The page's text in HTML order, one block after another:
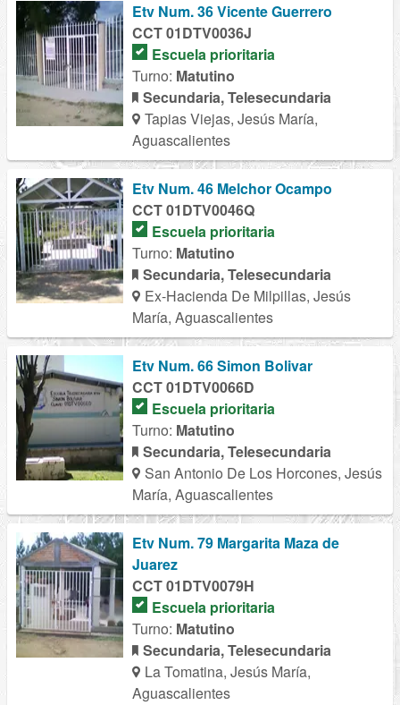
Etv Num. 36 Vicente Guerrero
CCT 01DTV0036J
Escuela prioritaria
Turno: Matutino
Secundaria, Telesecundaria
Tapias Viejas, Jesús María,
Aguascalientes
Etv Num. 46 Melchor Ocampo
CCT 01DTV0046Q
Escuela prioritaria
Turno: Matutino
Secundaria, Telesecundaria
Ex-Hacienda De Milpillas, Jesús
María, Aguascalientes
Etv Num. 66 Simon Bolivar
CCT 01DTV0066D
Escuela prioritaria
Turno: Matutino
Secundaria, Telesecundaria
San Antonio De Los Horcones, Jesús
María, Aguascalientes
Etv Num. 79 Margarita Maza de
Juarez
CCT 01DTV0079H
Escuela prioritaria
Turno: Matutino
Secundaria, Telesecundaria
La Tomatina, Jesús María,
Aguascalientes